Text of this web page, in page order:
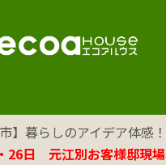
】暮らしのアイデア体感！
26日 元江別お客様邸現場